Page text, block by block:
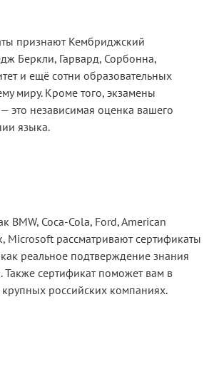
признают Кембриджский
Беркли, Гарвард, Сорбонна,
и ещё сотни образовательных
миру. Кроме того, экзамены
это независимая оценка вашего
языка.
BMW, Coca-Cola, Ford, American
Microsoft рассматривают сертификаты
реальное подтверждение знания
Также сертификат поможет вам в
российских компаниях.